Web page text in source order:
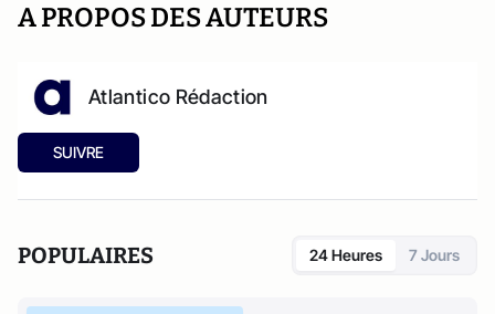
A PROPOS DES AUTEURS
Atlantico Rédaction
SUIVRE
POPULAIRES 24 Heures 7 Jours